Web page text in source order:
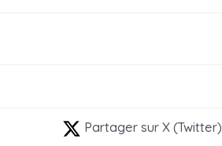
Partager sur X (Twitter)